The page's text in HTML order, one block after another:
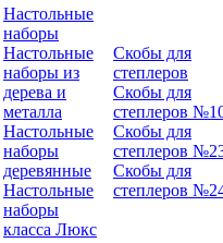
Настольные
наборы
Настольные
наборы из
дерева и
металла
Настольные
наборы
деревянные
Настольные
наборы
класса Люкс
Скобы для
степлеров
Скобы для
степлеров
Скобы для
степлеров
Скобы для
степлеров